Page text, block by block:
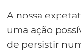
A nossa
uma ação
de persistir